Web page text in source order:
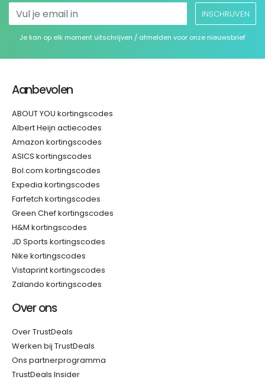
INSCHRIJVEN
Je kan op elk moment uitschrijven / afmelden voor onze nieuwsbrief
Aanbevolen
ABOUT YOU kortingscodes
Albert Heijn actiecodes
Amazon kortingscodes
ASICS kortingscodes
Bol.com kortingscodes
Expedia kortingscodes
Farfetch kortingscodes
Green Chef kortingscodes
H&M kortingscodes
JD Sports kortingscodes
Nike kortingscodes
Vistaprint kortingscodes
Zalando kortingscodes
Over ons
Over TrustDeals
Werken bij TrustDeals
Ons partnerprogramma
TrustDeals Insider